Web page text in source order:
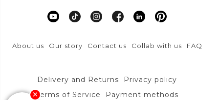
About us Our story Contact us Collab with us FAQ
Delivery and Returns
Privacy policy
Terms of Service
Payment methods